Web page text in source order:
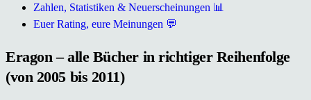
Zahlen, Statistiken & Neuerscheinungen 📊
Euer Rating, eure Meinungen 💬
Eragon – alle Bücher in richtiger Reihenfolge
(von 2005 bis 2011)